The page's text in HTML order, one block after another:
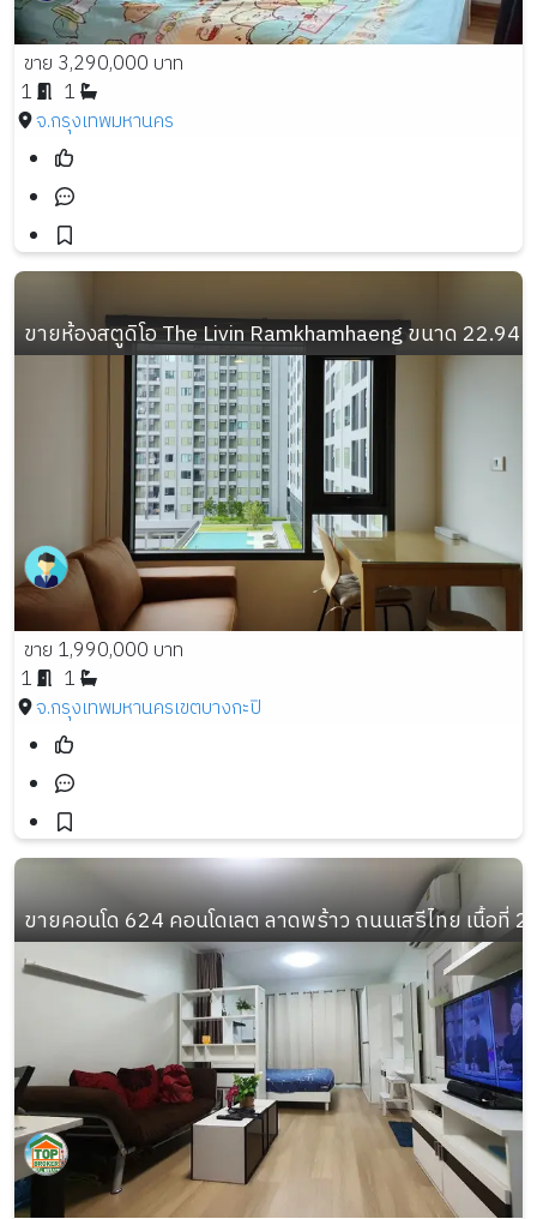
ขาย 3,290,000 บาท
1
1
จ.กรุงเทพมหานคร
ขายห้องสตูดิโอ The Livin Ramkhamhaeng ขนาด 22.94
ขาย 1,990,000 บาท
1
1
จ.กรุงเทพมหานครเขตบางกะปิ
ขายคอนโด 624 คอนโดเลต ลาดพร้าว ถนนเสรีไทย เนื้อที่